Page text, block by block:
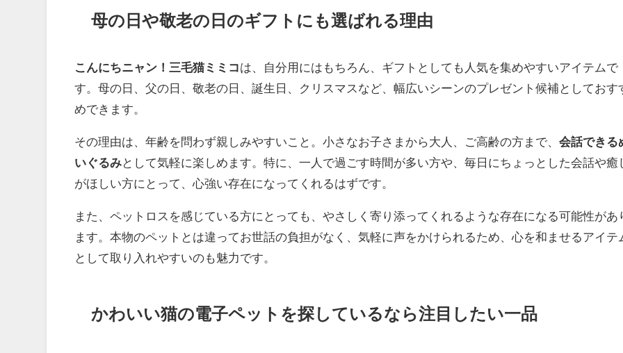
母の日や敬老の日のギフトにも選ばれる理由
こんにちニャン！三毛猫ミミコは、自分用にはもちろん、ギフトとしても人気を集めやすいアイテムで
す。母の日、父の日、敬老の日、誕生日、クリスマスなど、幅広いシーンのプレゼント候補としておす
めできます。
その理由は、年齢を問わず親しみやすいこと。小さなお子さまから大人、ご高齢の方まで、会話できる
いぐるみとして気軽に楽しめます。特に、一人で過ごす時間が多い方や、毎日にちょっとした会話や癒
がほしい方にとって、心強い存在になってくれるはずです。
また、ペットロスを感じている方にとっても、やさしく寄り添ってくれるような存在になる可能性があ
ます。本物のペットとは違ってお世話の負担がなく、気軽に声をかけられるため、心を和ませるアイテ
として取り入れやすいのも魅力です。
かわいい猫の電子ペットを探しているなら注目したい一品